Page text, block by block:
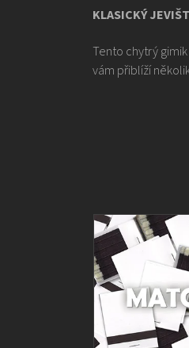
KLASICKÝ
Tento chytrý
vám přiblíží